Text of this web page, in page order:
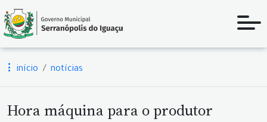
início notícias
Hora máquina para o produtor